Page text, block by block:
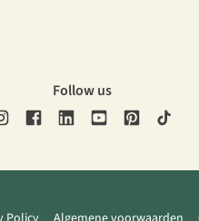
Follow us